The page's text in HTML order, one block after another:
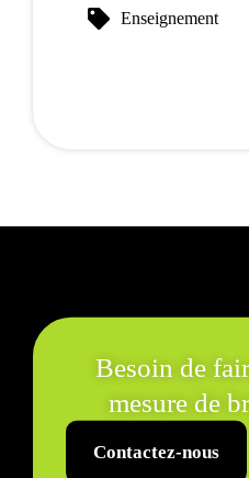
Enseignement
Besoin de
mesure de
Contactez-nous